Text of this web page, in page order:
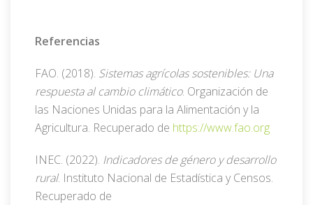
Referencias
FAO. (2018). Sistemas agrícolas sostenibles: Una
respuesta al cambio climático. Organización de
las Naciones Unidas para la Alimentación y la
Agricultura. Recuperado de https://www.fao.org
INEC. (2022). Indicadores de género y desarrollo
rural. Instituto Nacional de Estadística y Censos.
Recuperado de